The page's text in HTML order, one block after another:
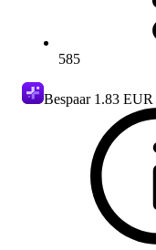
585
Bespaar 1.83 EUR